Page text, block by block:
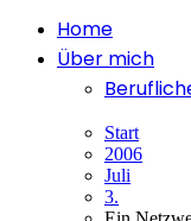
Home
Über mich
Start
2006
Juli
3.